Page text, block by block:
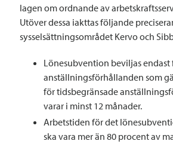
lagen om ordnande av
Utöver dessa iakttas följande
sysselsättningsområdet Kervo och
Lönesubvention beviljas endast
anställningsförhållanden som
för tidsbegränsade
varar i minst 12 månader.
Arbetstiden för det
ska vara mer än 80 procent av